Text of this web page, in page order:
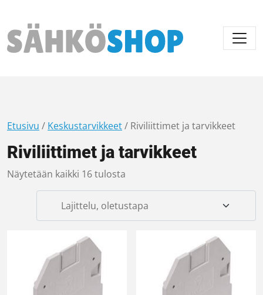
Päävalikko
Etusivu / Keskustarvikkeet/ Riviliittimet ja tarvikkeet
Riviliittimet ja tarvikkeet
Näytetään kaikki 16 tulosta